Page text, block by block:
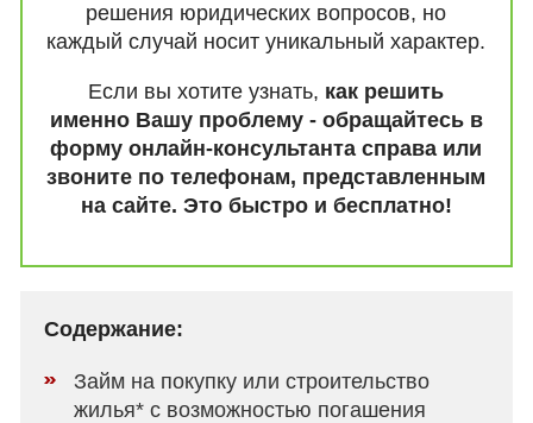
решения юридических вопросов, но
каждый случай носит уникальный характер.
Если вы хотите узнать, как решить
именно Вашу проблему - обращайтесь в
форму онлайн-консультанта справа или
звоните по телефонам, представленным
на сайте. Это быстро и бесплатно!
Содержание:
Займ на покупку или строительство
жилья* с возможностью погашения